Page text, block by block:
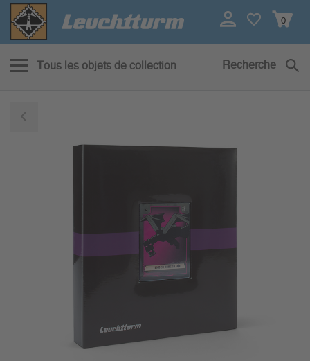
0
Tous les objets de collection Recherche